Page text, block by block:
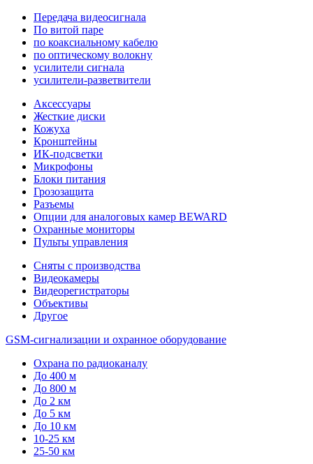
Передача видеосигнала
По витой паре
по коаксиальному кабелю
по оптическому волокну
усилители сигнала
усилители-разветвители
Аксессуары
Жесткие диски
Кожуха
Кронштейны
ИК-подсветки
Микрофоны
Блоки питания
Грозозащита
Разъемы
Опции для аналоговых камер BEWARD
Охранные мониторы
Пульты управления
Сняты с производства
Видеокамеры
Видеорегистраторы
Объективы
Другое
GSM-сигнализации и охранное оборудование
Охрана по радиоканалу
До 400 м
До 800 м
До 2 км
До 5 км
До 10 км
10-25 км
25-50 км